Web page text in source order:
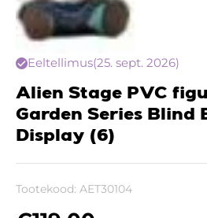
Eeltellimus(25. sept. 2026)
Alien Stage PVC
Garden Series Blind
Display (6)
Tootekood: AET30104